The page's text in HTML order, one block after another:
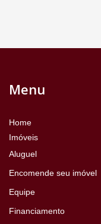
Menu
Home
Imóveis
Aluguel
Encomende seu imóvel
Equipe
Financiamento